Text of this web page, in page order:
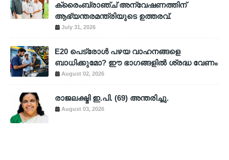
ക്രൈംബ്രാഞ്ച് അന്വേഷണത്തിന്
ആഭ്യന്തരമന്ത്രിയുടെ ഉത്തരവ്.
July 31, 2026
E20 പെട്രോൾ പഴയ വാഹനങ്ങളെ
ബാധിക്കുമോ? ഈ ഭാഗങ്ങളിൽ ശ്രദ്ധ വേണം
August 02, 2026
രാജലക്ഷ്മി ഇ.പി. (69) അന്തരിച്ചു.
August 03, 2026